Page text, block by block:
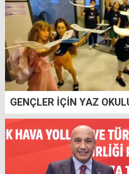
GENÇLER İÇİN YAZ